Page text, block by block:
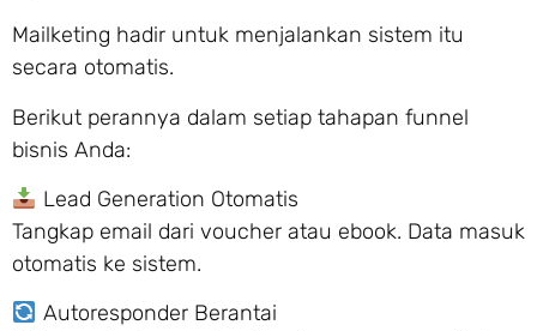
Mailketing hadir untuk menjalankan sistem itu
secara otomatis.
Berikut perannya dalam setiap tahapan funnel
bisnis Anda:
Lead Generation Otomatis
Tangkap email dari voucher atau ebook. Data masuk
otomatis ke sistem.
Autoresponder Berantai